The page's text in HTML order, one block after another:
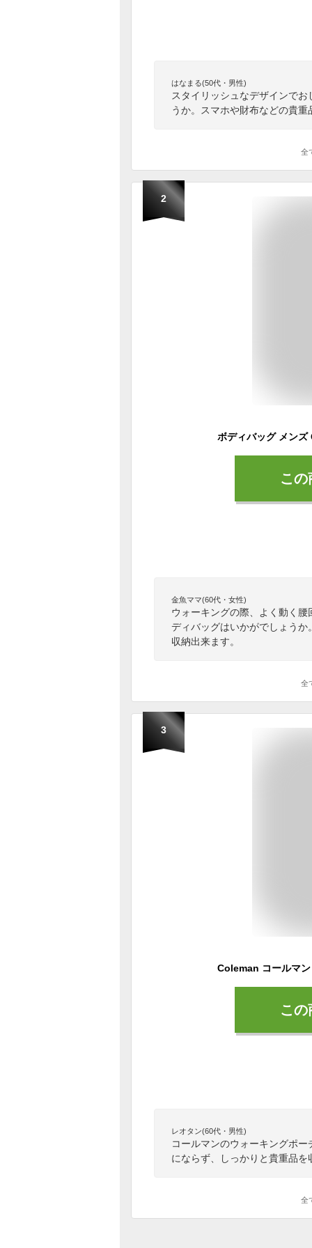
はなまる(50代・男性)
スタイリッシュなデザインで
うか。スマホや財布などの貴
全
2
こ
金魚ママ(60代・女性)
ウォーキングの際、よく動く
ディバッグはいかがでしょう
収納出来ます。
全
3
こ
レオタン(60代・男性)
コールマンのウォーキングポ
にならず、しっかりと貴重品を
全